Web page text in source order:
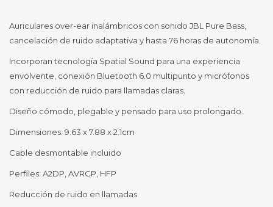
Auriculares over-ear inalámbricos con sonido JBL Pure Bass,
cancelación de ruido adaptativa y hasta 76 horas de autonomía.
Incorporan tecnología Spatial Sound para una experiencia
envolvente, conexión Bluetooth 6.0 multipunto y micrófonos
con reducción de ruido para llamadas claras.
Diseño cómodo, plegable y pensado para uso prolongado.
Dimensiones: 9.63 x 7.88 x 2.1cm
Cable desmontable incluido
Perfiles: A2DP, AVRCP, HFP
Reducción de ruido en llamadas